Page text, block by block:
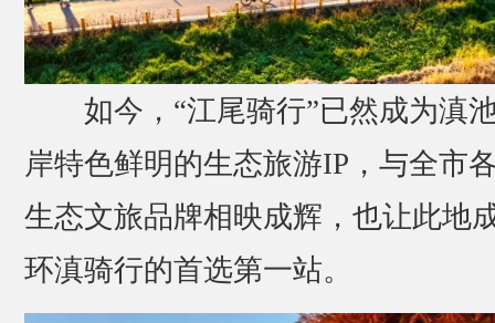
如今，“江尾骑行”已然成为滇
岸特色鲜明的生态旅游IP，与全市
生态文旅品牌相映成辉，也让此地
环滇骑行的首选第一站。